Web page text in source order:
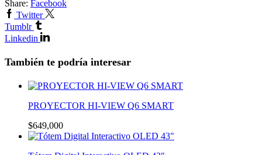
Share: Facebook
Twitter
Tumblr
Linkedin
También te podría interesar
PROYECTOR HI-VIEW Q6 SMART
$649,000